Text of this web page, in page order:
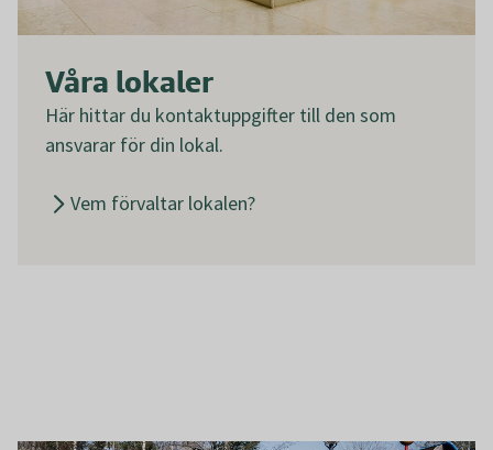
Våra lokaler
Här hittar du kontaktuppgifter till den som
ansvarar för din lokal.
Vem förvaltar lokalen?